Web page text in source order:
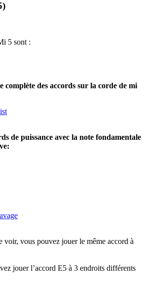
5 sont :
complète des accords sur la corde de mi
de puissance avec la note fondamentale
voir, vous pouvez jouer le même accord à
jouer l’accord E5 à 3 endroits différents